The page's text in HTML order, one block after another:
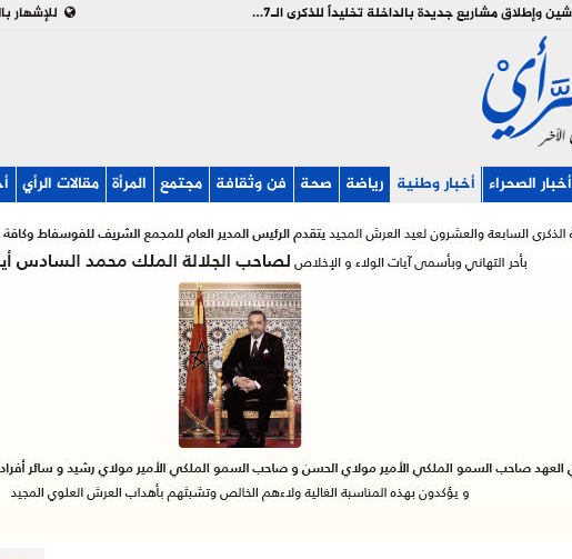
للإشهار بالفيديو : تدشين وإطلاق مشاريع جديدة بالداخلة تخليداً للذكرى الـ27 لعيد العرش
أخبار الصحراء أخبار وطنية رياضة صحة فن وثقافة مجتمع المرأة مقالات الرأي